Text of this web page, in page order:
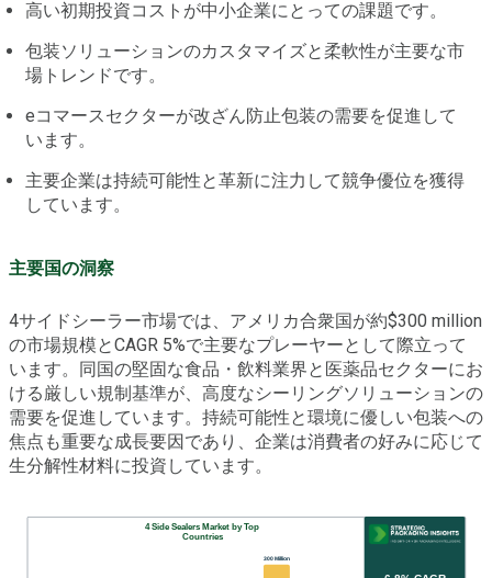
高い初期投資コストが中小企業にとっての課題です。
包装ソリューションのカスタマイズと柔軟性が主要な市
場トレンドです。
eコマースセクターが改ざん防止包装の需要を促進して
います。
主要企業は持続可能性と革新に注力して競争優位を獲得
しています。
主要国の洞察
4サイドシーラー市場では、アメリカ合衆国が約$300 million
の市場規模とCAGR 5%で主要なプレーヤーとして際立って
います。同国の堅固な食品・飲料業界と医薬品セクターにお
ける厳しい規制基準が、高度なシーリングソリューションの
需要を促進しています。持続可能性と環境に優しい包装への
焦点も重要な成長要因であり、企業は消費者の好みに応じて
生分解性材料に投資しています。